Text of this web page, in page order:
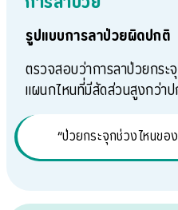
รูปแบบการลาป่วยผิดปกติ
ตรวจสอบว่าการลาป่วยกระ
แผนกไหนที่มีสัดส่วนสูงกว่า
“ป่วยกระจุกช่วงไหนข